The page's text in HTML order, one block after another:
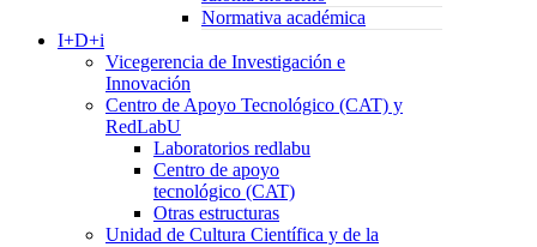
Normativa académica
I+D+i
Vicegerencia de Investigación e
Innovación
Centro de Apoyo Tecnológico (CAT) y
RedLabU
Laboratorios redlabu
Centro de apoyo
tecnológico (CAT)
Otras estructuras
Unidad de Cultura Científica y de la